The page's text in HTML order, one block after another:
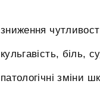
зниження
кульгавість, біль,
патологічні зміни